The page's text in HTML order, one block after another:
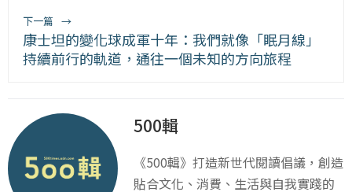
下一篇 →
康士坦的變化球成軍十年：我們就像「眠月線」
持續前行的軌道，通往一個未知的方向旅程
500輯
《500輯》打造新世代閱讀倡議，創造
貼合文化、消費、生活與自我實踐的